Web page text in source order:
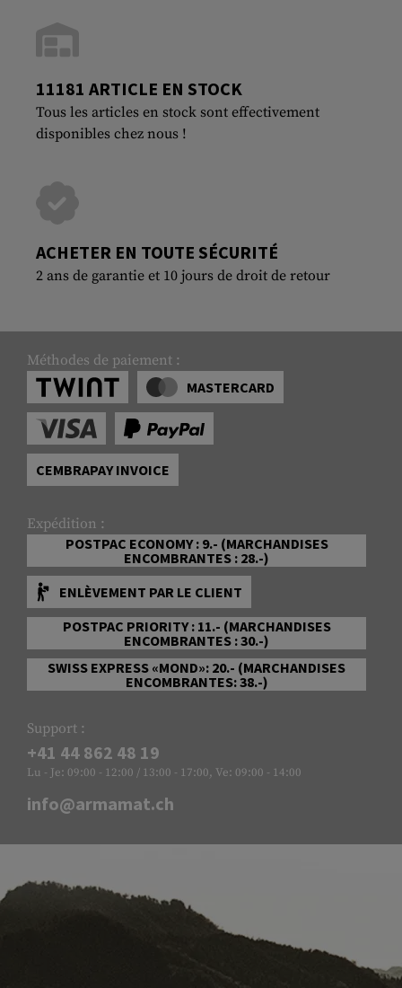
11181 ARTICLE EN STOCK
Tous les articles en stock sont effectivement
disponibles chez nous !
ACHETER EN TOUTE SÉCURITÉ
2 ans de garantie et 10 jours de droit de retour
Méthodes de paiement :
MASTERCARD
CEMBRAPAY INVOICE
Expédition :
POSTPAC ECONOMY : 9.- (MARCHANDISES
ENCOMBRANTES : 28.-)
ENLÈVEMENT PAR LE CLIENT
POSTPAC PRIORITY : 11.- (MARCHANDISES
ENCOMBRANTES : 30.-)
SWISS EXPRESS «MOND»: 20.- (MARCHANDISES
ENCOMBRANTES: 38.-)
Support :
+41 44 862 48 19
Lu - Je: 09:00 - 12:00 / 13:00 - 17:00, Ve: 09:00 - 14:00
info@armamat.ch